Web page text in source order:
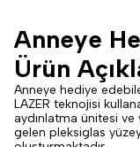
Anneye
Ürün
Anneye hediye
LAZER teknojisi
aydınlatma ünitesi ve
gelen pleksiglas